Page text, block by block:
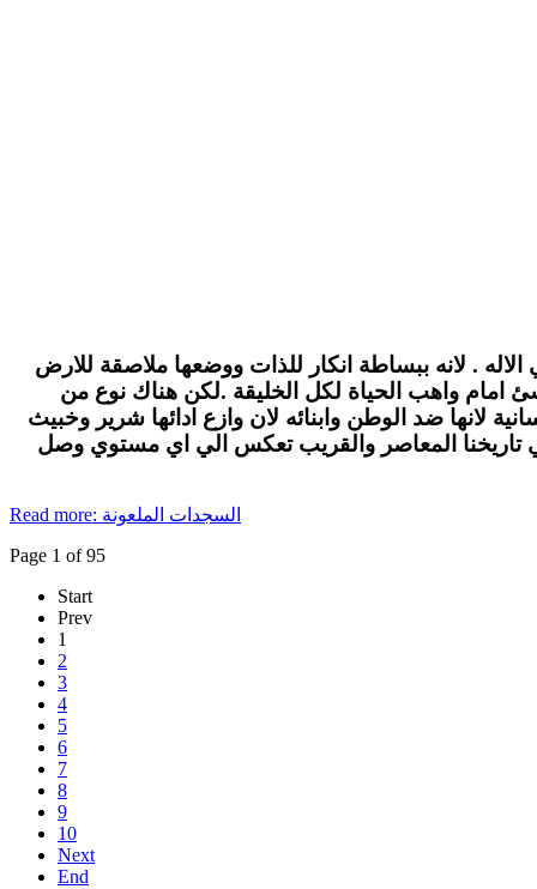
. لانه ببساطة انكار للذات ووضعها ملاصقة للارض
امام واهب الحياة لكل الخليقة .لكن هناك نوع من
لانها ضد الوطن وابنائه لان وازع ادائها شرير وخبيث
تاريخنا المعاصر والقريب تعكس الي اي مستوي وصل
Read more: السجدات الملعونة
Page 1 of 95
Start
Prev
1
2
3
4
5
6
7
8
9
10
Next
End